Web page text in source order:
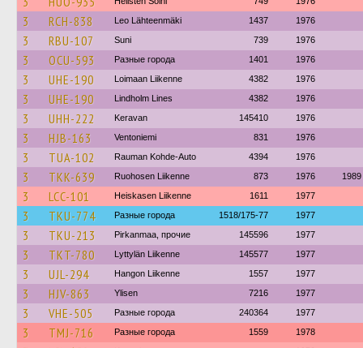
3 RCH-838 Leo Lähteenmäki 1437 1976
3 RBU-107 Suni 739 1976
3 OCU-593 Разные города 1401 1976
3 UHE-190 Loimaan Liikenne 4382 1976
3 UHE-190 Lindholm Lines 4382 1976
3 UHH-222 Keravan 145410 1976
3 HJB-163 Ventoniemi 831 1976
3 TUA-102 Rauman Kohde-Auto 4394 1976
3 TKK-639 Ruohosen Liikenne 873 1976 1989
3 LCC-101 Heiskasen Liikenne 1611 1977
3 TKU-774 Разные города 1518/175-77 1977
3 TKU-213 Pirkanmaa, прочие 145596 1977
3 TKT-780 Lyttylän Liikenne 145577 1977
3 UJL-294 Hangon Liikenne 1557 1977
3 HJV-863 Ylisen 7216 1977
3 VHE-505 Разные города 240364 1977
3 TMJ-716 Разные города 1559 1978